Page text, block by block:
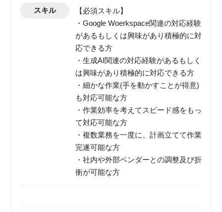
スキル
【必須スキル】
・Google Woerkspace関連の対応経験
があるもしくは興味があり積極的に対
応できる方
・生成AI関連の対応経験があるもしく
は興味があり積極的に対応できる方
・細かな作業(手を動かすことが得意)
も対応可能な方
・作業効率を考えてスピード感をもっ
て対応可能な方
・複数業務を一度に、計画立てて作業
完遂可能な方
・社内や外部ベンダーとの調整及び折
衝が可能な方